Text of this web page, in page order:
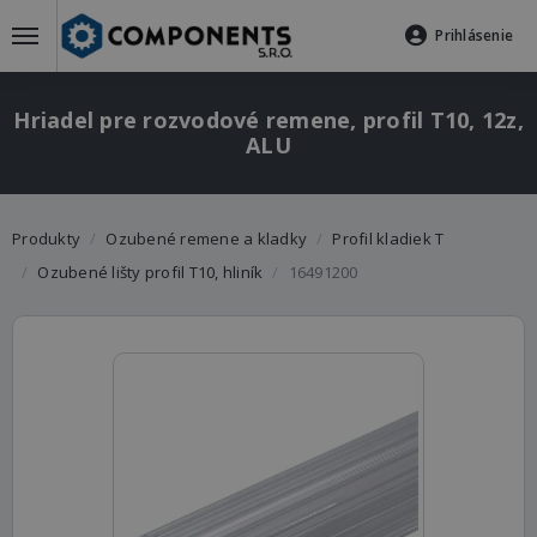
Prihlásenie
Hriadel pre rozvodové remene, profil T10, 12z,
ALU
Produkty Ozubené remene a kladky
Profil kladiek T
Ozubené lišty profil T10, hliník
16491200